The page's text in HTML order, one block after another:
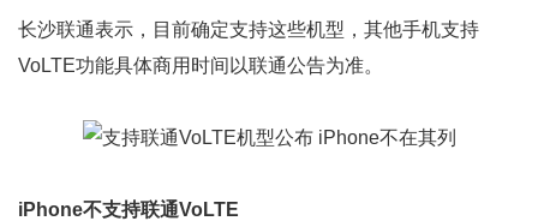
长沙联通表示，目前确定支持这些机型，其他手机支持
VoLTE功能具体商用时间以联通公告为准。
iPhone不支持联通VoLTE